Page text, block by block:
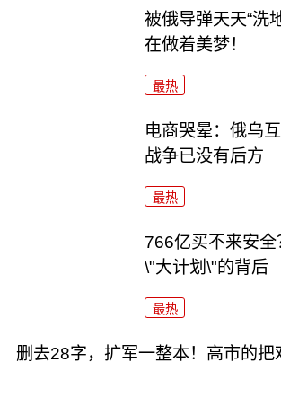
被俄导弹天天“洗
在做着美梦！
最热
电商哭晕：俄乌
战争已没有后方
最热
766亿买不来安
\"大计划\"的背后
最热
删去28字，扩军一整本！高市的把